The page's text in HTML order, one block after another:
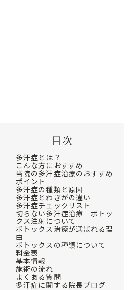
目次
多汗症とは？
こんな方におすすめ
当院の多汗症治療のおすすめ
ポイント
多汗症の種類と原因
多汗症とわきがの違い
多汗症チェックリスト
切らない多汗症治療 ボトッ
クス注射について
ボトックス治療が選ばれる理
由
ボトックスの種類について
料金表
基本情報
施術の流れ
よくある質問
多汗症に関する院長ブログ